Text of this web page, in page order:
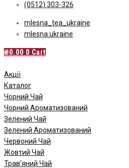
(0512) 303-326
mlesna_tea_ukraine
mlesna.ukraine
₴0.00 0 Cart
Акції
Каталог
Чорний Чай
Чорний Ароматизований
Зелений Чай
Зелений Ароматизований
Червоний Чай
Жовтий Чай
Трав’яний Чай